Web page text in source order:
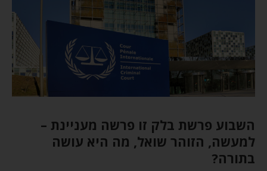
השבוע פרשת בלק זו פרשה מעניינת –
למעשה, הזוהר שואל, מה היא עושה
בתורה?